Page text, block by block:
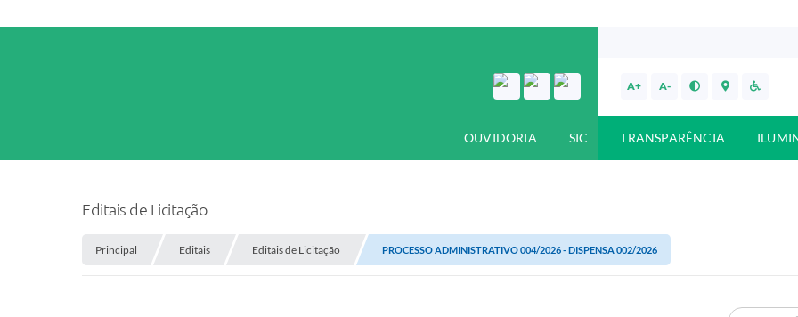
A+ A-
OUVIDORIA SIC TRANSPARÊNCIA
Editais de Licitação
Principal Editais Editais de Licitação PROCESSO ADMINISTRATIVO 004/2026 - DISPENSA 002/2026